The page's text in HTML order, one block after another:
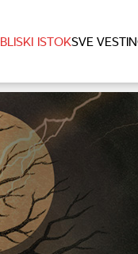
BLISKI ISTOKSVE VESTI